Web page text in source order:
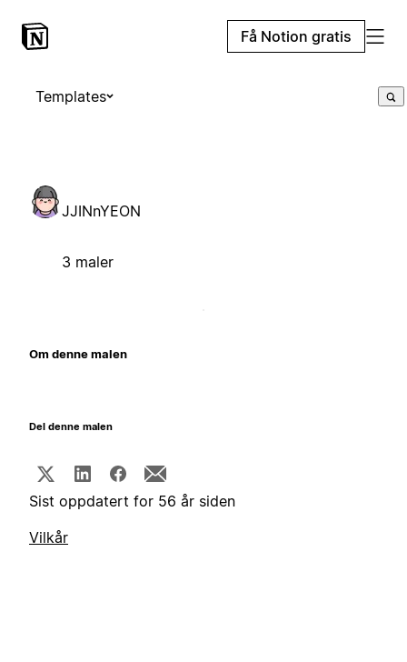
Få Notion gratis
Templates
JJINnYEON
3 maler
Om denne malen
Del denne malen
Sist oppdatert for 56 år siden
Vilkår